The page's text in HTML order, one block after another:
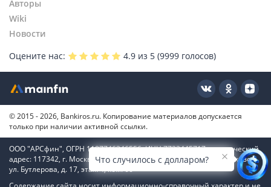
Авторы
Wiki
Новости
Оцените нас:
4.9 из 5 (9999 голосов)
© 2015 - 2026, Bankiros.ru. Копирование материалов допускается
только при наличии активной ссылки.
ООО "АРСфин", ОГРН 1187746346556, ИНН 7722445717, юридический
адрес: 117342, г. Москва, вн. тер. г. муниципальный округ Коньково,
ул. Бутлерова, д. 17, этаж 4, ком. 66
Что случилось с долларом?